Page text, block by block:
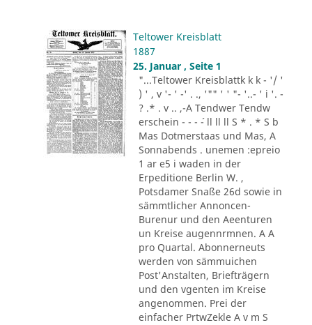
Teltower Kreisblatt
1887
25. Januar , Seite 1
"...Teltower Kreisblattk k k - '/ '
) ' , v '- ' -' . ., '"" ' ' "- '..- ' i '. -
? .* . v .. ,-A Tendwer Tendw
erschein - - - ´- ll ll ll S * . * S b
Mas Dotmerstaas und Mas, A
Sonnabends . unemen :epreio
1 ar e5 i waden in der
Erpeditione Berlin W. ,
Potsdamer Snaße 26d sowie in
sämmtlicher Annoncen-
Burenur und den Aeenturen
un Kreise augennrmnen. A A
pro Quartal. Abonnerneuts
werden von sämmuichen
Post'Anstalten, Briefträgern
und den vgenten im Kreise
angenommen. Prei der
einfacher PrtwZekle A v m S